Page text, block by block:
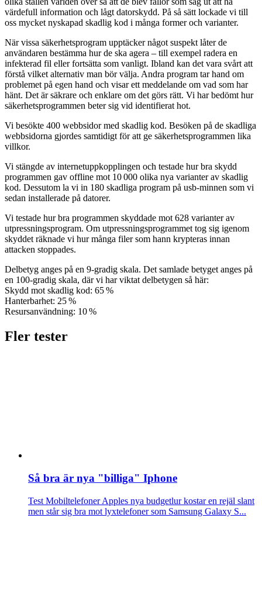
värdefull information och lågt datorskydd. På så sätt lockade vi till
oss mycket nyskapad skadlig kod i många former och varianter.
När vissa säkerhetsprogram upptäcker något suspekt låter de
användaren bestämma hur de ska agera – till exempel radera en
infekterad fil eller fortsätta som vanligt. Ibland kan det vara svårt att
förstå vilket alternativ man bör välja. Andra program tar hand om
problemet på egen hand och visar ett meddelande om vad som har
hänt. Det är säkrare och enklare om det görs rätt. Vi har bedömt hur
säkerhetsprogrammen beter sig vid identifierat hot.
Vi besökte 400 webbsidor med skadlig kod. Besöken på de skadliga
webbsidorna gjordes samtidigt för att ge säkerhetsprogrammen lika
villkor.
Vi stängde av internetuppkopplingen och testade hur bra skydd
programmen gav offline mot 10 000 olika nya varianter av skadlig
kod. Dessutom la vi in 180 ­skadliga program på usb-minnen som vi
sedan installerade på datorer.
Vi testade hur bra programmen skyddade mot 628 varianter av
utpressningsprogram. Om utpressnings­programmet tog sig igenom
skyddet räknade vi hur många filer som hann krypteras innan
attacken stoppades.
Delbetyg anges på en 9-gradig skala. Det samlade betyget anges på
en 100-gradig skala, där vi har viktat delbetygen så här:
Skydd mot skadlig kod: 65 %
Hanterbarhet: 25 %
Resursanvändning: 10 %
Fler tester
Så bra är nya "billiga" Iphone
Test MobiltelefonerApples nya budgetlur kostar en rejäl slant
men står sig bra mot lyxtelefoner som Samsung Galaxy S...